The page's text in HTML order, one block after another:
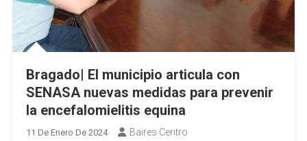
Bragado| El municipio articula con
SENASA nuevas medidas para prevenir
la encefalomielitis equina
11 De Enero De 2024 Baires Centro